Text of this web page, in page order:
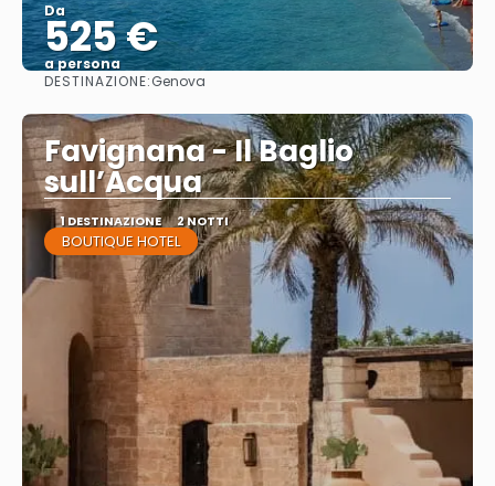
Da
525 €
a persona
DESTINAZIONE:Genova
Favignana - Il Baglio
sull’Acqua
1 DESTINAZIONE 2 NOTTI
BOUTIQUE HOTEL